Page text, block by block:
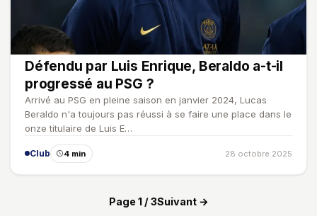
Défendu par Luis Enrique, Beraldo a-t-il
progressé au PSG ?
Arrivé au PSG en pleine saison en janvier 2024, Lucas
Beraldo n'a toujours pas réussi à se faire une place dans le
onze titulaire de Luis E…
Club 4 min 28 octobre 2025
Page 1 / 3Suivant →